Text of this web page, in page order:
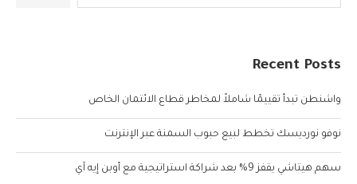
Recent Posts
واشنطن تبدأ تقييمًا شاملاً لمخاطر قطاع الائتمان الخاص
نوفو نورديسك تخطط لبيع حبوب السمنة عبر الإنترنت
سهم هيتاشي يقفز 9% بعد شراكة استراتيجية مع أوبن إيه آي